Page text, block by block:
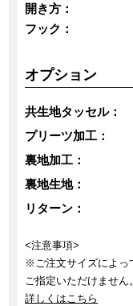
開き方：
フック：
オプション
共生地タッセル：
プリーツ加工：
裏地加工：
裏地生地：
リターン：
<注意事項>
※ご注文サイズによっ
ご指定いただけません。
詳しくはこちら